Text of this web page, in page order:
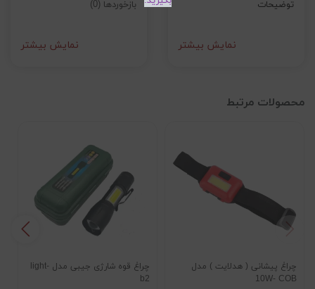
توضیحات
نمایش بیشتر
بازخوردها (0)
نمایش بیشتر
محصولات مرتبط
چراغ پیشانی ( هدلایت ) مدل
10W- COB
چراغ قوه شارژی جیبی مدل light-
b2